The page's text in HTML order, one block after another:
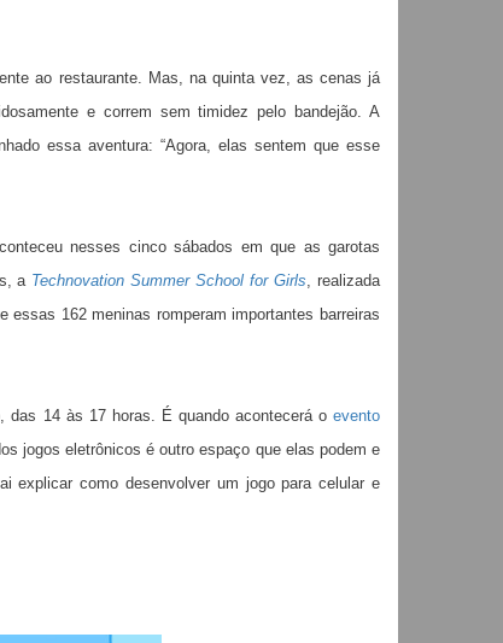
ao restaurante. Mas, na quinta vez, as cenas já
e correm sem timidez pelo bandejão. A
essa aventura: “Agora, elas sentem que esse
nesses cinco sábados em que as garotas
a Technovation Summer School for Girls, realizada
162 meninas romperam importantes barreiras
das 14 às 17 horas. É quando acontecerá o evento
jogos eletrônicos é outro espaço que elas podem e
explicar como desenvolver um jogo para celular e